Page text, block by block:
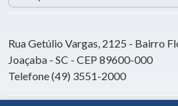
Rua Getúlio Vargas, 2125 - Bairro
Joaçaba - SC - CEP 89600-000
Telefone (49) 3551-2000